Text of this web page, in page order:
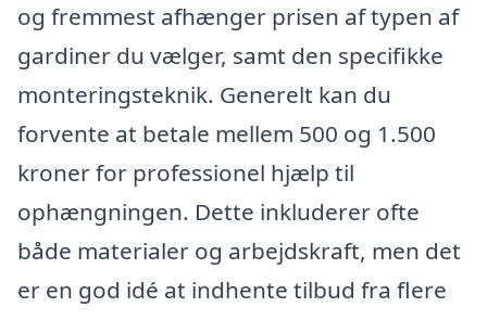
og fremmest afhænger prisen af typen af
gardiner du vælger, samt den specifikke
monteringsteknik. Generelt kan du
forvente at betale mellem 500 og 1.500
kroner for professionel hjælp til
ophængningen. Dette inkluderer ofte
både materialer og arbejdskraft, men det
er en god idé at indhente tilbud fra flere